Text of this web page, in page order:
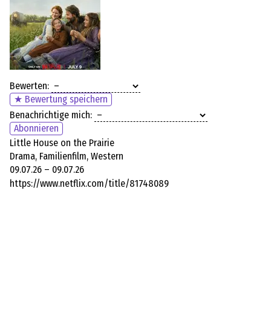
Bewerten:
★ Bewertung speichern
Benachrichtige mich:
Abonnieren
Little House on the Prairie
Drama, Familienfilm, Western
09.07.26 – 09.07.26
https://www.netflix.com/title/81748089